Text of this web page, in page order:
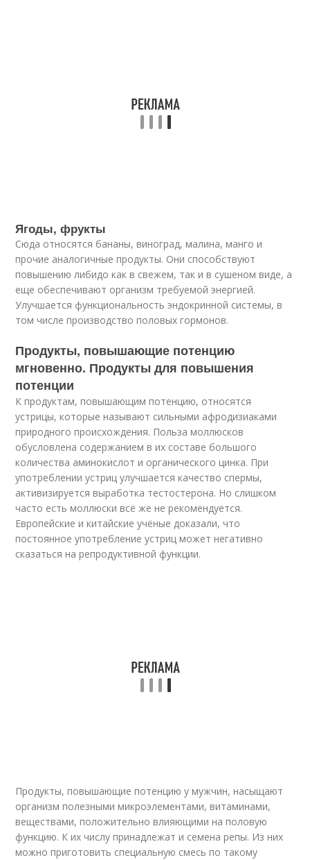
Ягоды, фрукты
Сюда относятся бананы, виноград, малина, манго и
прочие аналогичные продукты. Они способствуют
повышению либидо как в свежем, так и в сушеном виде, а
еще обеспечивают организм требуемой энергией.
Улучшается функциональность эндокринной системы, в
том числе производство половых гормонов.
Продукты, повышающие потенцию
мгновенно. Продукты для повышения
потенции
К продуктам, повышающим потенцию, относятся
устрицы, которые называют сильными афродизиаками
природного происхождения. Польза моллюсков
обусловлена содержанием в их составе большого
количества аминокислот и органического цинка. При
употреблении устриц улучшается качество спермы,
активизируется выработка тестостерона. Но слишком
часто есть моллюски всё же не рекомендуется.
Европейские и китайские учёные доказали, что
постоянное употребление устриц может негативно
сказаться на репродуктивной функции.
Продукты, повышающие потенцию у мужчин, насыщают
организм полезными микроэлементами, витаминами,
веществами, положительно влияющими на половую
функцию. К их числу принадлежат и семена репы. Из них
можно приготовить специальную смесь по такому